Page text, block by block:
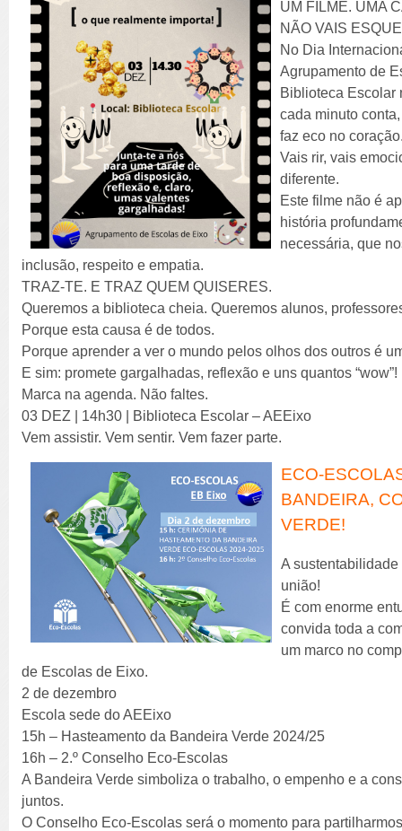
UM FILME. UMA
NÃO VAIS
No Dia
Agrupamento de
Biblioteca Escolar
cada minuto
faz eco no
Vais rir, vais
diferente.
Este filme não é
história
necessária, que
inclusão, respeito e empatia.
TRAZ-TE. E TRAZ QUEM QUISERES.
Queremos a biblioteca cheia. Queremos alunos,
Porque esta causa é de todos.
Porque aprender a ver o mundo pelos olhos dos outros é
E sim: promete gargalhadas, reflexão e uns quantos “wow”!
Marca na agenda. Não faltes.
03 DEZ | 14h30 | Biblioteca Escolar – AEEixo
Vem assistir. Vem sentir. Vem fazer parte.
ECO-
BANDEIRA,
VERDE!
A
união!
É com enorme
convida toda a
um marco no
de Escolas de Eixo.
2 de dezembro
Escola sede do AEEixo
15h – Hasteamento da Bandeira Verde 2024/25
16h – 2.º Conselho Eco-Escolas
A Bandeira Verde simboliza o trabalho, o empenho e a
juntos.
O Conselho Eco-Escolas será o momento para